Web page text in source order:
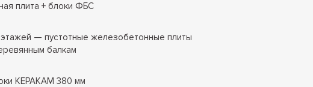
плита + блоки ФБС
— пустотные железобетонные плиты
балкам
КЕРАКАМ 380 мм